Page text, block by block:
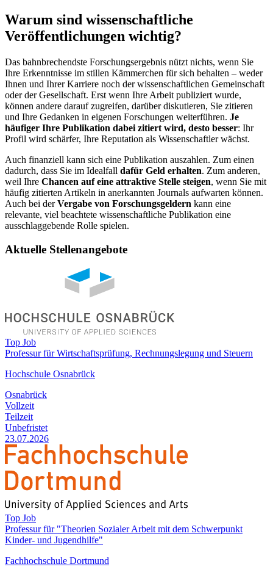
Warum sind wissenschaftliche
Veröffentlichungen wichtig?
Das bahnbrechendste Forschungsergebnis nützt nichts, wenn Sie
Ihre Erkenntnisse im stillen Kämmerchen für sich behalten – weder
Ihnen und Ihrer Karriere noch der wissenschaftlichen Gemeinschaft
oder der Gesellschaft. Erst wenn Ihre Arbeit publiziert wurde,
können andere darauf zugreifen, darüber diskutieren, Sie zitieren
und Ihre Gedanken in eigenen Forschungen weiterführen. Je
häufiger Ihre Publikation dabei zitiert wird, desto besser: Ihr
Profil wird schärfer, Ihre Reputation als Wissenschaftler wächst.
Auch finanziell kann sich eine Publikation auszahlen. Zum einen
dadurch, dass Sie im Idealfall dafür Geld erhalten. Zum anderen,
weil Ihre Chancen auf eine attraktive Stelle steigen, wenn Sie mit
häufig zitierten Artikeln in anerkannten Journals aufwarten können.
Auch bei derVergabe von Forschungsgeldern kann eine
relevante, viel beachtete wissenschaftliche Publikation eine
ausschlaggebende Rolle spielen.
Aktuelle Stellenangebote
Top Job
Professur für Wirtschaftsprüfung, Rechnungslegung und Steuern
Hochschule Osnabrück
Osnabrück
Vollzeit
Teilzeit
Unbefristet
23.07.2026
Top Job
Professur für "Theorien Sozialer Arbeit mit dem Schwerpunkt
Kinder- und Jugendhilfe"
Fachhochschule Dortmund